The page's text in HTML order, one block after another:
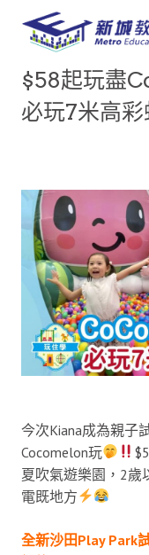
$58起玩盡
必玩7米高
今次Kiana成為親子
Cocomelon玩
夏吹氣遊樂園，2歲
電既地方
全新沙田Play Park